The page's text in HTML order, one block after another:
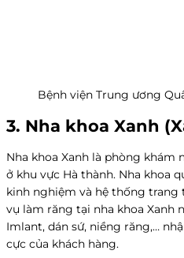
Bệnh viện Trung ương
3. Nha khoa Xanh
Nha khoa Xanh là phòng khám
ở khu vực Hà thành. Nha khoa
kinh nghiệm và hệ thống trang
vụ làm răng tại nha khoa Xanh
Imlant, dán sứ, niềng răng,…
cực của khách hàng.